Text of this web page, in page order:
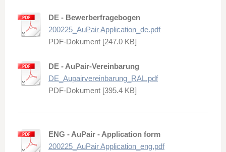
DE - Bewerberfragebogen
200225_AuPair Application_de.pdf
PDF-Dokument [247.0 KB]
DE - AuPair-Vereinbarung
DE_Aupairvereinbarung_RAL.pdf
PDF-Dokument [395.4 KB]
ENG - AuPair - Application form
200225_AuPair Application_eng.pdf